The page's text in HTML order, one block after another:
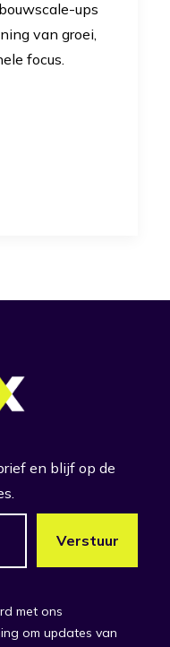
ups
van groei,
focus.
en blijf op de
met ons
om updates van